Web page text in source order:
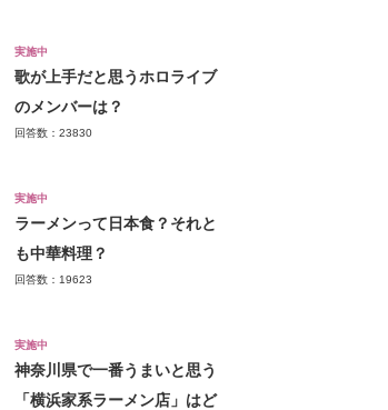
実施中
歌が上手だと思うホロライブ
のメンバーは？
回答数：23830
実施中
ラーメンって日本食？それと
も中華料理？
回答数：19623
実施中
神奈川県で一番うまいと思う
「横浜家系ラーメン店」はど